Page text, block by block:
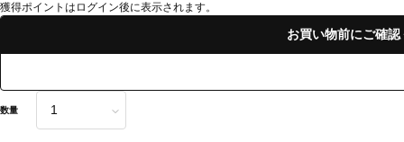
獲得ポイントはログイン後に表示されます。
お買い物前にご確認
数量